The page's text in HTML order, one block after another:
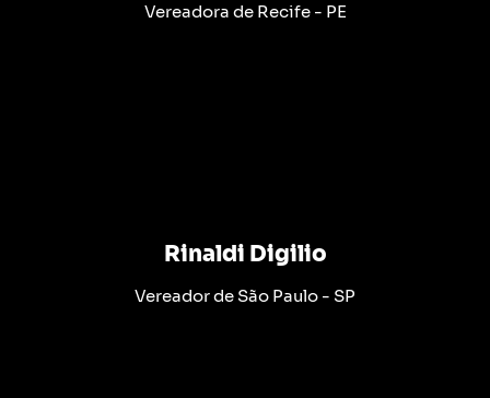
Vereadora de Recife - PE
Rinaldi Digilio
Vereador de São Paulo - SP